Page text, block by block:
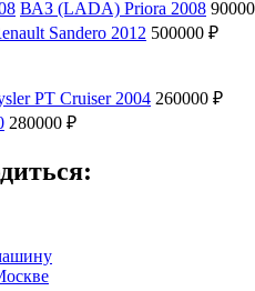
ВАЗ (LADA) Priora 2008
Sandero 2012 500000 ₽
PT Cruiser 2004 260000 ₽
280000 ₽